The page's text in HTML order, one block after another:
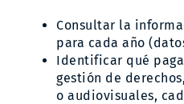
Consultar la
para cada año
Identificar qué
gestión de
o audiovisuales,